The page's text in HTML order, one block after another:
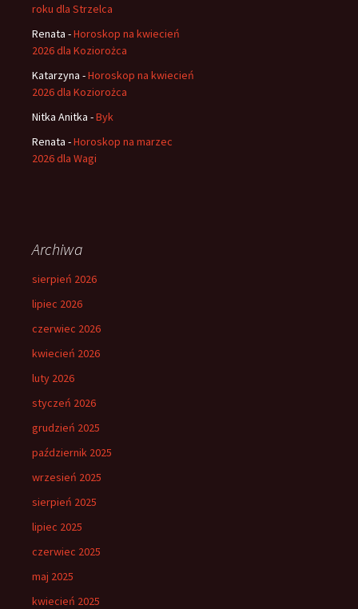
roku dla Strzelca
Renata -Horoskop na kwiecień
2026 dla Koziorożca
Katarzyna -Horoskop na kwiecień
2026 dla Koziorożca
Nitka Anitka -Byk
Renata -Horoskop na marzec
2026 dla Wagi
Archiwa
sierpień 2026
lipiec 2026
czerwiec 2026
kwiecień 2026
luty 2026
styczeń 2026
grudzień 2025
październik 2025
wrzesień 2025
sierpień 2025
lipiec 2025
czerwiec 2025
maj 2025
kwiecień 2025